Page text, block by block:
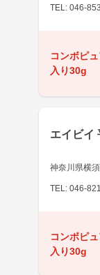
TEL: 046-
コンボピ
入り30g
エイビイ
神奈川県横
TEL: 046-
コンボピ
入り30g